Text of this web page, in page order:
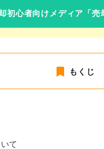
初心者向けメディア 「
もくじ
て